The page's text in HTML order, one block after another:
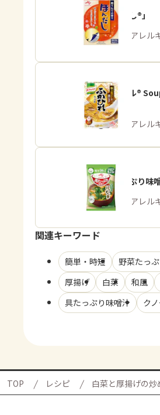
「ほんだし®」
商品・アレル
「クノール®
プ用
商品・アレル
「具たっぷり味
商品・アレル
関連キーワード
簡単・時短 野菜たっ
厚揚げ
白菜 和風
具たっぷり味噌汁
ク
TOP レシピ 白菜と厚揚げの